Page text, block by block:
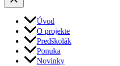
Úvod
O projekte
Predškolák
Ponuka
Novinky